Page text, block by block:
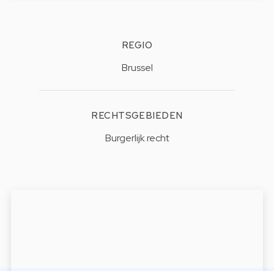
REGIO
Brussel
RECHTSGEBIEDEN
Burgerlijk recht